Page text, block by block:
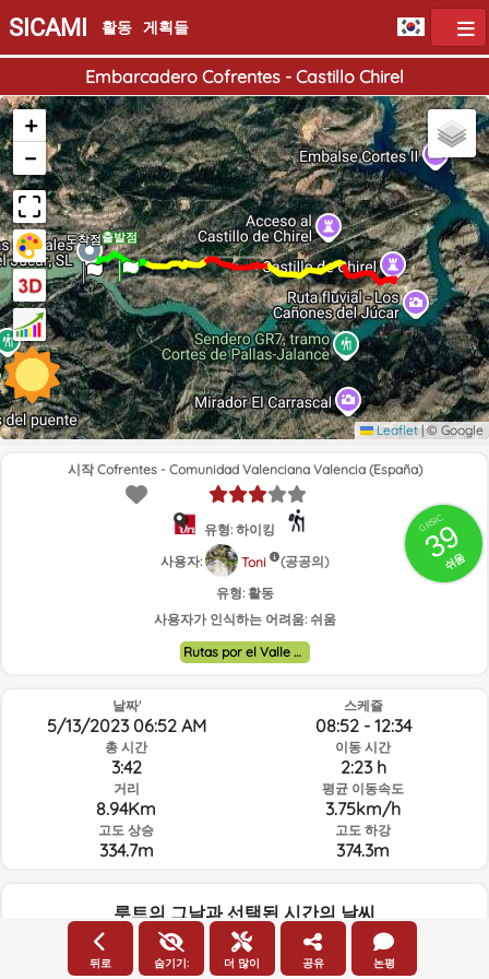
SICAMI 활동 게획들
Embarcadero Cofrentes - Castillo Chirel
출발점
도착점
+
−
Leaflet |© Google
GRSIC
39
쉬움
시작 Cofrentes - Comunidad Valenciana Valencia (España)
유형: 하이킹
사용자:
Toni
(공공의)
유형: 활동
사용자가 인식하는 어려움: 쉬움
Rutas por el Valle de Ayora y alrededores.
날짜'
5/13/2023 06:52 AM
총 시간
3:42
거리
8.94Km
고도 상승
334.7m
스케쥴
08:52 - 12:34
이동 시간
2:23 h
평균 이동속도
3.75km/h
고도 하강
374.3m
루트의 그날과 선택된 시간의 날씨
06:00
뒤로 숨기기: 더 많이 공유 논평